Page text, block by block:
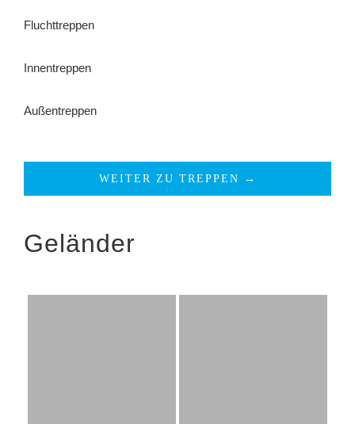
Fluchttreppen
Innentreppen
Außentreppen
WEITER ZU TREPPEN →
Geländer